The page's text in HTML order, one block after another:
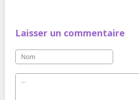
Laisser un commentaire